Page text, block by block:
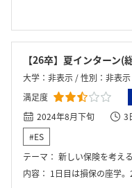
【26卒】夏インターン(
大学：非表示 / 性別：非表
満足度
2024年8月下旬
3
#ES
テーマ： 新しい保険を考える
内容： 1日目は損保の座学